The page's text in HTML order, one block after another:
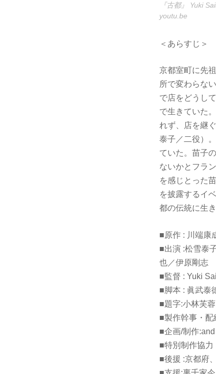
『古都』 Yuki
youtu.be
＜あらすじ＞
京都室町に先
所で変わらな
で店をどうし
で生きていた
れず、店を継
泰子／二役）
ていた。苗子
ないかとフラ
を感じとった
を披露するイ
都の伝統に生
■原作 : 川端康
■出演 :松雪
也／伊原剛志
■監督 : Yuki
■脚本 : 眞武泰
■題字:小林芙蓉
■製作幹事・配
■企画/制作
■特別制作協力
■後援 :京都府